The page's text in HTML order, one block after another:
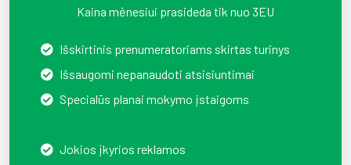
Kaina mėnesiui prasideda tik nuo 3EU
Išskirtinis prenumeratoriams skirtas turinys
Išsaugomi nepanaudoti atsisiuntimai
Specialūs planai mokymo įstaigoms
Jokios įkyrios reklamos